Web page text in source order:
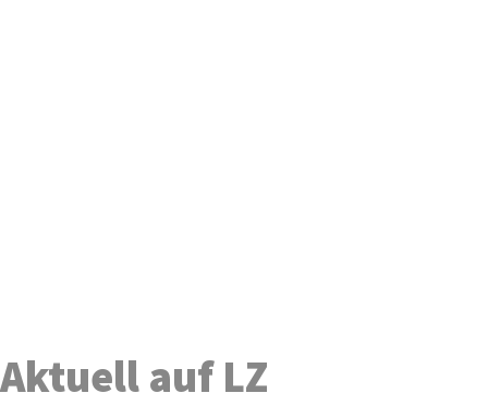
Aktuell auf LZ